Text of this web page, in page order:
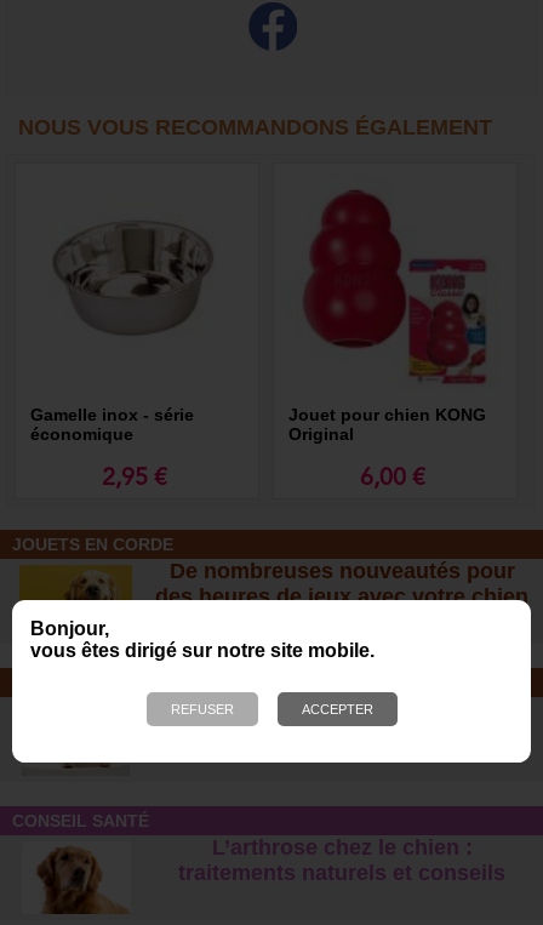
Bonjour,
vous êtes dirigé sur notre site mobile.
NOUS VOUS RECOMMANDONS ÉGALEMENT
Gamelle inox - série
économique
2,95 €
Jouet pour chien KONG
Original
6,00 €
JOUETS EN CORDE
De nombreuses nouveautés pour
des heures de jeux avec votre chien
Tout pour l'hygiène et les soins de
CONSEIL SANTÉ
L’arthrose chez le chien :
traitements naturels et conseil s